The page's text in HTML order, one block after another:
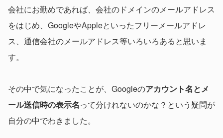
会社にお勤めであれば、会社のドメインのメールアドレス
をはじめ、GoogleやAppleといったフリーメールアドレ
ス、通信会社のメールアドレス等いろいろあると思いま
す。
その中で気になったことが、Googleのアカウント名とメ
ール送信時の表示名って分けれないのかな？という疑問が
自分の中でわきました。